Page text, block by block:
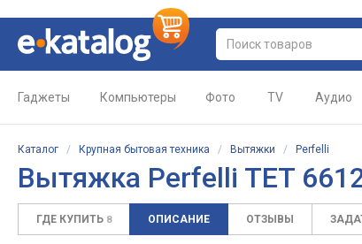
Гаджеты Компьютеры Фото TV Аудио
Каталог / Крупная бытовая техника / Вытяжки / Perfelli
Вытяжка Perfelli TET
ГДЕ КУПИТЬ 8 ОПИСАНИЕ ОТЗЫВЫ